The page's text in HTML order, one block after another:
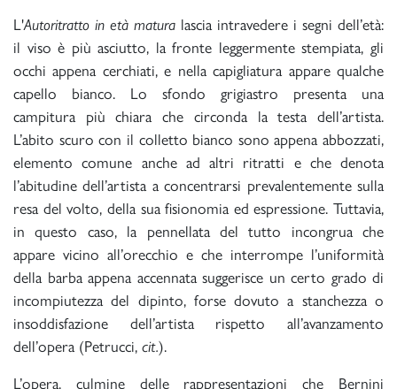
L'Autoritratto in età matura lascia intravedere i segni dell’età:
il viso è più asciutto, la fronte leggermente stempiata, gli
occhi appena cerchiati, e nella capigliatura appare qualche
capello bianco. Lo sfondo grigiastro presenta una
campitura più chiara che circonda la testa dell’artista.
L’abito scuro con il colletto bianco sono appena abbozzati,
elemento comune anche ad altri ritratti e che denota
l’abitudine dell’artista a concentrarsi prevalentemente sulla
resa del volto, della sua fisionomia ed espressione. Tuttavia,
in questo caso, la pennellata del tutto incongrua che
appare vicino all’orecchio e che interrompe l’uniformità
della barba appena accennata suggerisce un certo grado di
incompiutezza del dipinto, forse dovuto a stanchezza o
insoddisfazione dell’artista rispetto all’avanzamento
dell’opera (Petrucci, cit.).
L’opera, culmine delle rappresentazioni che Bernini